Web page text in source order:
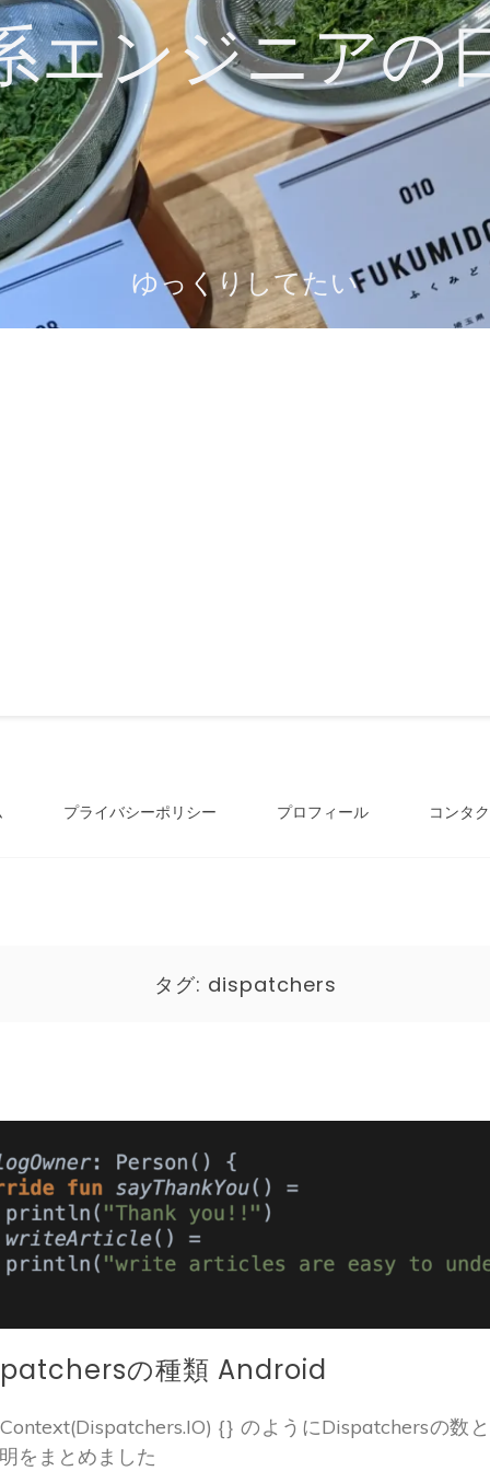
エンジニアの
ゆっくりしてたい
プライバシーポリシー プロフィール コンタ
タグ: dispatchers
の種類 Android
{} のようにDispatchersの数
をまとめました